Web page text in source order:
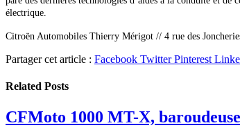
électrique.
Citroën Automobiles Thierry Mérigot // 4 rue des
Partager cet article : Facebook Twitter Pinterest
Related Posts
CFMoto 1000 MT-X,